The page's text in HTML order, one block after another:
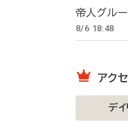
帝人グル
8/6 18:48
アク
デイ